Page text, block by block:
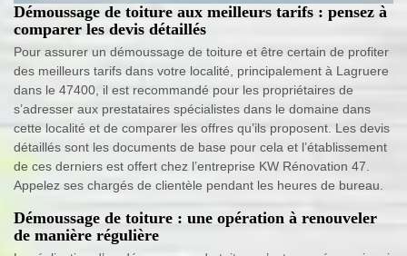
Démoussage de toiture aux meilleurs tarifs : pensez à
comparer les devis détaillés
Pour assurer un démoussage de toiture et être certain de profiter
des meilleurs tarifs dans votre localité, principalement à Lagruere
dans le 47400, il est recommandé pour les propriétaires de
s’adresser aux prestataires spécialistes dans le domaine dans
cette localité et de comparer les offres qu’ils proposent. Les devis
détaillés sont les documents de base pour cela et l’établissement
de ces derniers est offert chez l’entreprise KW Rénovation 47.
Appelez ses chargés de clientèle pendant les heures de bureau.
Démoussage de toiture : une opération à renouveler
de manière régulière